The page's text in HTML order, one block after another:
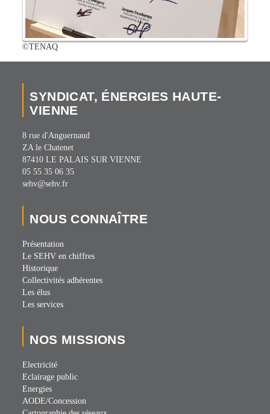
©TENAQ
SYNDICAT, ÉNERGIES HAUTE-
VIENNE
8 rue d'Anguernaud
ZA le Chatenet
87410 LE PALAIS SUR VIENNE
05 55 35 06 35
sehv@sehv.fr
NOUS CONNAÎTRE
Présentation
Le SEHV en chiffres
Historique
Collectivités adhérentes
Les élus
Les services
NOS MISSIONS
Electricité
Eclairage public
Energies
AODE/Concession